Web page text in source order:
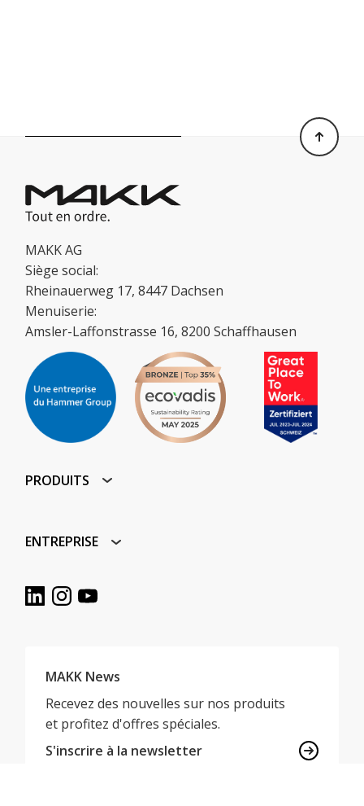
MAKK AG
Siège social:
Rheinauerweg 17, 8447 Dachsen
Menuiserie:
Amsler-Laffonstrasse 16, 8200 Schaffhausen
PRODUITS
ENTREPRISE
MAKK News
Recevez des nouvelles sur nos produits
et profitez d'offres spéciales.
S'inscrire à la newsletter